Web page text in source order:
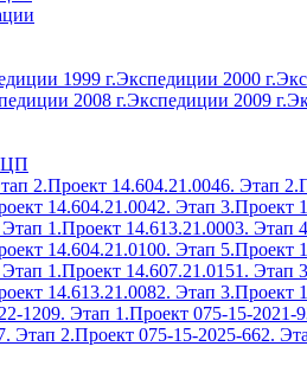
1999 г.Экспедиции 2000 г.
2008 г.Экспедиции 2009 г.
2.Проект 14.604.21.0046. Этап 2.
14.604.21.0042. Этап 3.Проект
1.Проект 14.613.21.0003. Этап
14.604.21.0100. Этап 5.Проект
1.Проект 14.607.21.0151. Этап
14.613.21.0082. Этап 3.Проект
1209. Этап 1.Проект 075-15-2021-
Этап 2.Проект 075-15-2025-662.